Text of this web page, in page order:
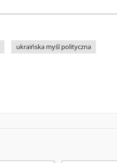
ukraińska myśl polityczna